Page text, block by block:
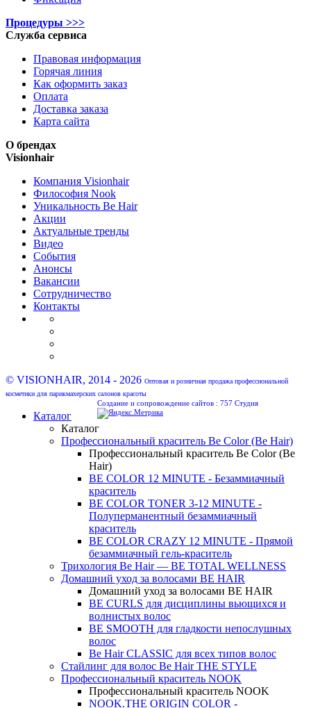
Процедуры >>>
Служба сервиса
Правовая информация
Горячая линия
Как оформить заказ
Оплата
Доставка заказа
Карта сайта
О брендах
Visionhair
Компания Visionhair
Философия Nook
Уникальность Be Hair
Акции
Актуальные тренды
Видео
События
Анонсы
Вакансии
Сотрудничество
Контакты
© VISIONHAIR, 2014 - 2026 Оптовая и розничная продажа профессиональной
косметики для парикмахерских салонов красоты
Создание и сопровождение сайтов : 757 Студия
Каталог
Каталог
Профессиональный краситель Be Color (Be Hair)
Профессиональный краситель Be Color (Be
Hair)
BE COLOR 12 MINUTE - Безаммиачный
краситель
BE COLOR TONER 3-12 MINUTE -
Полуперманентный безаммиачный
краситель
BE COLOR CRAZY 12 MINUTE - Прямой
безаммиачный гель-краситель
Трихология Be Hair — BE TOTAL WELLNESS
Домашний уход за волосами BE HAIR
Домашний уход за волосами BE HAIR
BE CURLS для дисциплины вьющихся и
волнистых волос
BE SMOOTH для гладкости непослушных
волос
Be Hair CLASSIC для всех типов волос
Стайлинг для волос Be Hair THE STYLE
Профессиональный краситель NOOK
Профессиональный краситель NOOK
NOOK.THE ORIGIN COLOR -